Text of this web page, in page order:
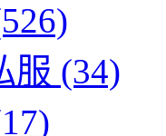
服 (34)